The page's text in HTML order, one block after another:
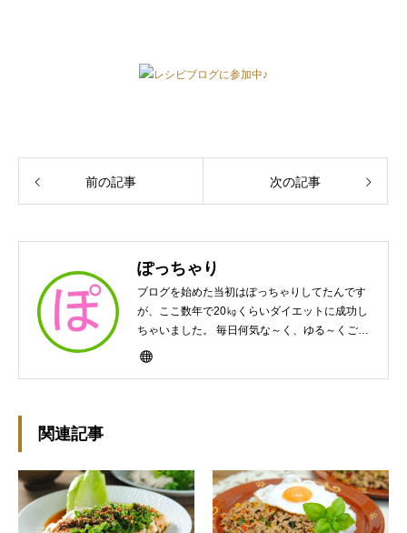
レシピブログに参加中♪
前の記事 次の記事
ぽっちゃり
ブログを始めた当初はぽっちゃりしてたんです
が、ここ数年で20㎏くらいダイエットに成功し
ちゃいました。 毎日何気な～く、ゆる～くご飯
作ってますんで、ゆる～い感じで見て頂けたら
関連記事